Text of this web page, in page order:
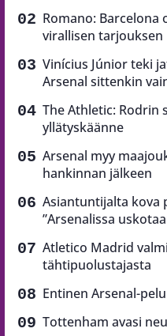
Romano: Barcelona
virallisen tarjouksen
Vinícius Júnior teki
Arsenal sittenkin
The Athletic: Rodrin
yllätyskäänne
Arsenal myy
hankinnan jälkeen
Asiantuntijalta kova
”Arsenalissa
Atletico Madrid
tähtipuolustajasta
Entinen Arsenal-
Tottenham avasi